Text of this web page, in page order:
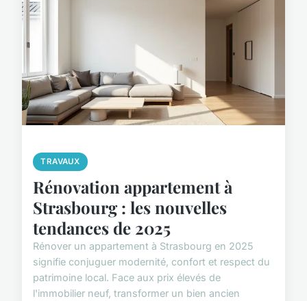
TRAVAUX
Rénovation appartement à
Strasbourg : les nouvelles
tendances de 2025
Rénover un appartement à Strasbourg en 2025
signifie conjuguer modernité, confort et respect du
patrimoine local. Face aux prix élevés de
l'immobilier neuf, transformer un bien ancien